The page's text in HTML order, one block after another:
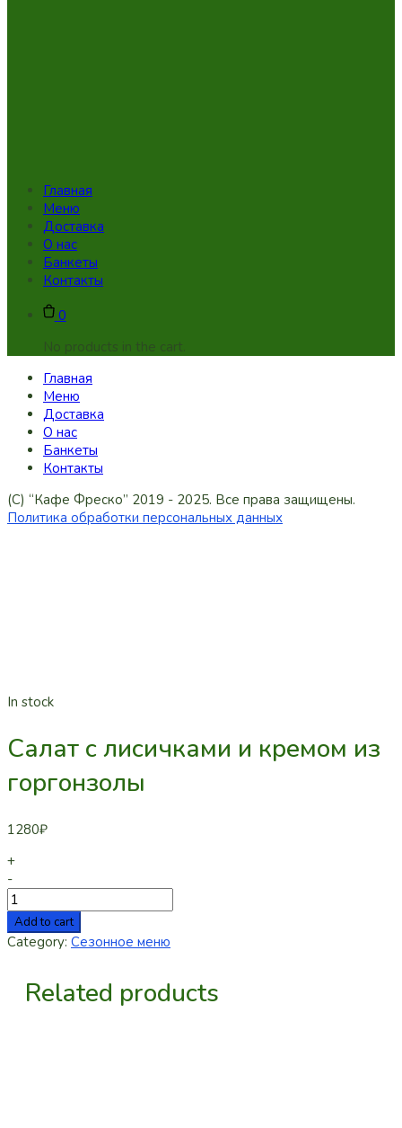
Главная
Меню
Доставка
О нас
Банкеты
Контакты
0
No products in the cart.
Главная
Меню
Доставка
О нас
Банкеты
Контакты
(C) “Кафе Фреско” 2019 - 2025. Все права защищены.
Политика обработки персональных данных
In stock
Салат с лисичками и кремом из
горгонзолы
1280₽
+
-
Add to cart
Category: Сезонное меню
Related products